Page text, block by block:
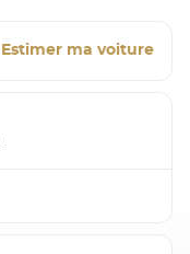
Estimer ma voiture